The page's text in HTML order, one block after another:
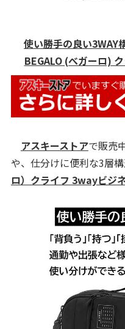
使い勝手の良い3WAY
BEGALO (べガーロ)
アスキーストアで販売
や、仕分けに便利な3層
ロ）クライフ 3wayビジ